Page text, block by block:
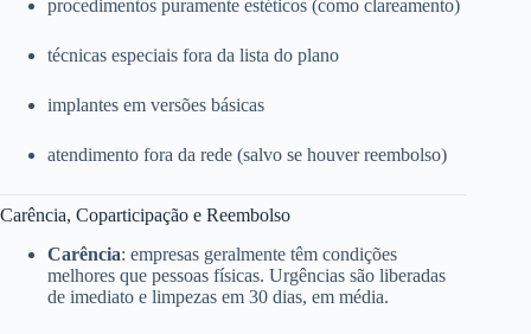
procedimentos puramente estéticos (como clareamento)
técnicas especiais fora da lista do plano
implantes em versões básicas
atendimento fora da rede (salvo se houver reembolso)
Carência, Coparticipação e Reembolso
Carência: empresas geralmente têm condições
melhores que pessoas físicas. Urgências são liberadas
de imediato e limpezas em 30 dias, em média.